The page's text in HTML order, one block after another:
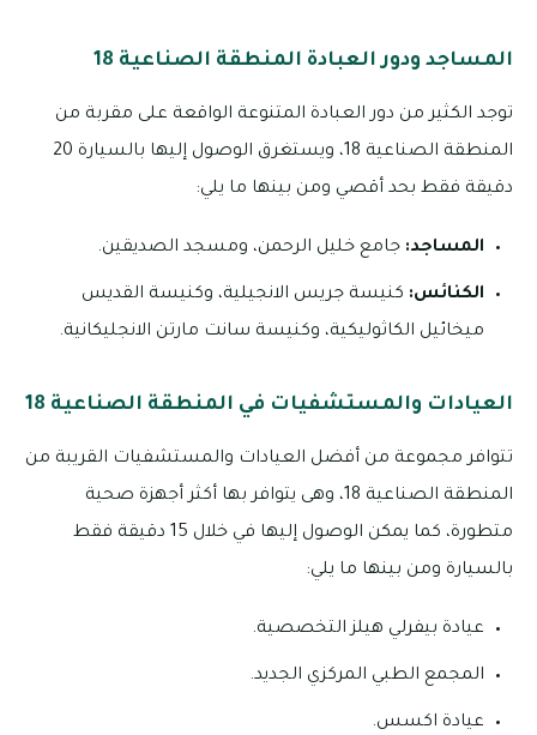
المساجد ودور العبادة المنطقة الصناعية 18
توجد الكثير من دور العبادة المتنوعة الواقعة على مقربة من
المنطقة الصناعية 18، ويستغرق الوصول إليها بالسيارة 20
دقيقة فقط بحد أقصي ومن بينها ما يلي:
المساجد: جامع خليل الرحمن، ومسجد الصديقين.
الكنائس: كنيسة جريس الانجيلية، وكنيسة القديس
ميخائيل الكاثوليكية، وكنيسة سانت مارتن الانجليكانية.
العيادات والمستشفيات في المنطقة الصناعية 18
تتوافر مجموعة من أفضل العيادات والمستشفيات القريبة من
المنطقة الصناعية 18، وهى يتوافر بها أكثر أجهزة صحية
متطورة، كما يمكن الوصول إليها في خلال 15 دقيقة فقط
بالسيارة ومن بينها ما يلي:
عيادة بيفرلي هيلز التخصصية.
المجمع الطبي المركزي الجديد.
عيادة اكسس.